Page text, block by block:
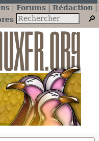
Forums
Rédaction